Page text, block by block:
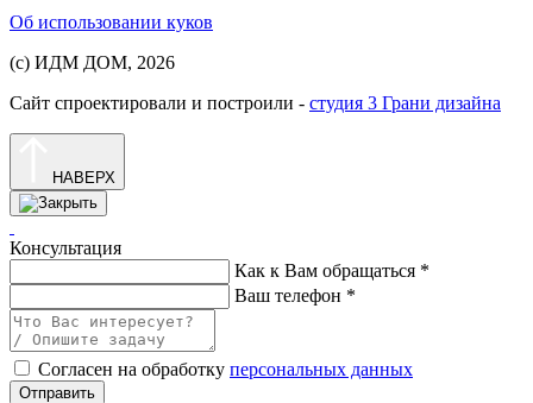
Об использовании куков
(с) ИДМ ДОМ, 2026
Сайт спроектировали и построили - студия 3 Грани дизайна
НАВЕРХ
Консультация
Как к Вам обращаться *
Ваш телефон *
Согласен на обработку персональных данных
Отправить